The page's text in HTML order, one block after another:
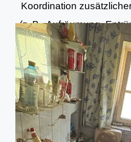
Koordination
(z. B. Aufräumung,
und